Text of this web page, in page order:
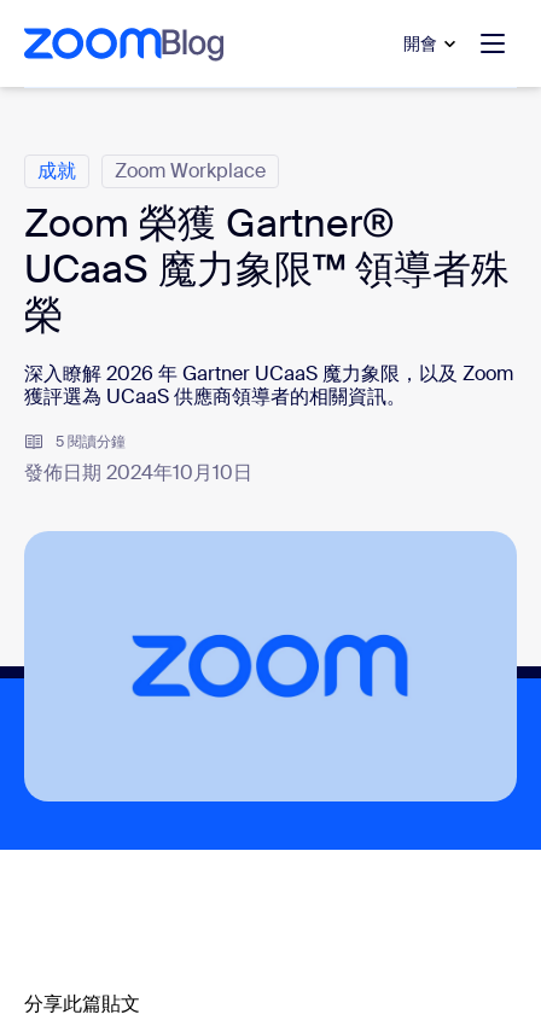
至主要內容
至協助聊天
開會
成就 Zoom Workplace
Zoom 榮獲 Gartner®
UCaaS 魔力象限™ 領導者殊
榮
深入瞭解 2026 年 Gartner UCaaS 魔力象限，以及 Zoom
獲評選為 UCaaS 供應商領導者的相關資訊。
5 閱讀分鐘
發佈日期 2024年10月10日
分享此篇貼文